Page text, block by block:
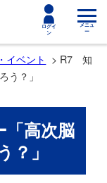
ログイ
ン
toggle
メニュ
ー
イベント
R7 知
う？」
高次脳
？」